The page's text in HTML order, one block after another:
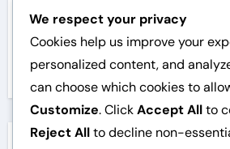
ご連絡ください
記事を閲覧
We respect your privacy
Cookies help us improve your
personalized content, and
can choose which cookies to
Customize. ClickAccept Allto
Reject Allto decline non-